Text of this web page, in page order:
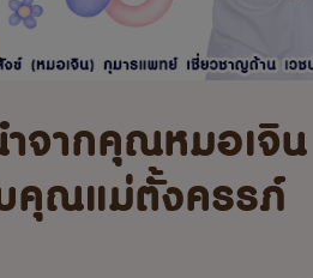
ำจากคุณหมอเจิน
คุณแม่ตั้งครรภ์